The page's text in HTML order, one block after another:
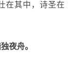
在其中，诗圣在
夜舟。